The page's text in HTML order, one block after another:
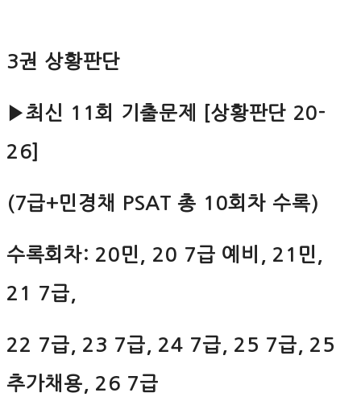
3권 상황판단
▶최신 11회 기출문제 [상황판단 20-
26]
(7급+민경채 PSAT 총 10회차 수록)
수록회차: 20민, 20 7급 예비, 21민,
21 7급,
22 7급, 23 7급, 24 7급, 25 7급, 25
추가채용, 26 7급